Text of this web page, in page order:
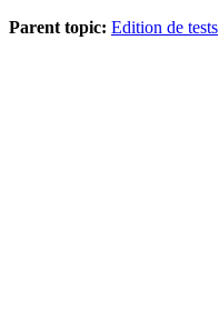
Parent topic: Edition de tests